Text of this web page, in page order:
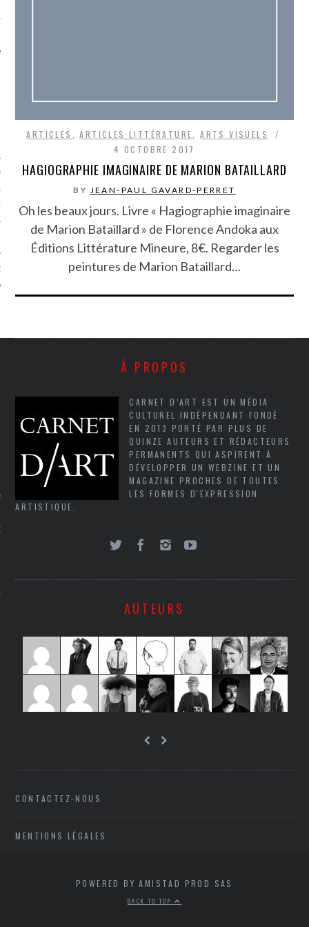
CARAVELLE
PODCAST
CARAVELLE
CARAVELLE
PODCAST
ARTICLES ,ARTICLES LITTÉRATURE ,ARTS VISUELS
4 OCTOBRE 2017
HAGIOGRAPHIE IMAGINAIRE DE MARION BATAILLARD
BY JEAN-PAUL GAVARD-PERRET
Oh les beaux jours. Livre « Hagiographie imaginaire
de Marion Bataillard » de Florence Andoka aux
Éditions Littérature Mineure, 8€. Regarder les
peintures de Marion Bataillard…
À PROPOS
CARNET D’ART EST UN MÉDIA
CULTUREL INDÉPENDANT FONDÉ
EN 2013 PORTÉ PAR PLUS DE
QUINZE AUTEURS ET RÉDACTEURS
PERMANENTS QUI ASPIRENT À
DÉVELOPPER UN WEBZINE ET UN
MAGAZINE PROCHES DE TOUTES
LES FORMES D'EXPRESSION
ARTISTIQUE.
AUTEURS
CONTACTEZ-NOUS
MENTIONS LÉGALES
POWERED BY AMISTAD PROD SAS
BACK TO TOP